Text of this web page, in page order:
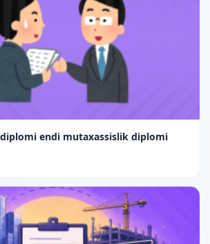
endi mutaxassislik diplomi